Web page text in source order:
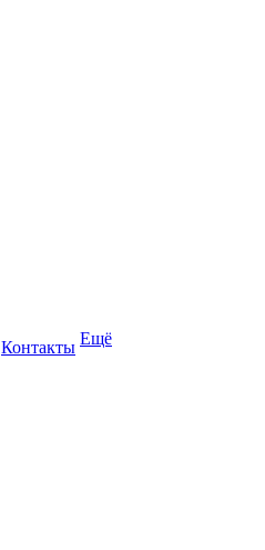
Контакты Ещё